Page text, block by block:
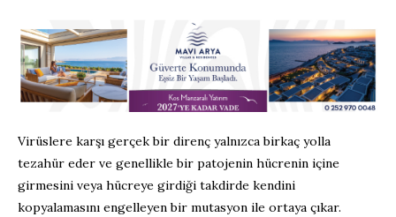
Virüslere karşı gerçek bir direnç yalnızca birkaç yolla
tezahür eder ve genellikle bir patojenin hücrenin içine
girmesini veya hücreye girdiği takdirde kendini
kopyalamasını engelleyen bir mutasyon ile ortaya çıkar.